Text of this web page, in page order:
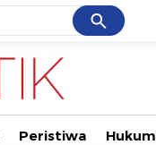
Cancel
Tonton
Peristiwa Hukum